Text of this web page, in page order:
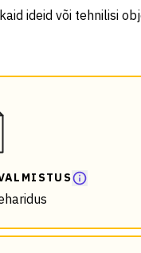
ideid või tehnilisi